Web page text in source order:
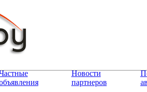
Новости
партнеров